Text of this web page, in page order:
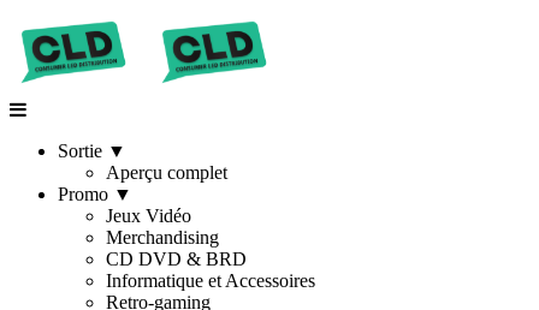
Sortie ▼
Aperçu complet
Promo ▼
Jeux Vidéo
Merchandising
CD DVD & BRD
Informatique et Accessoires
Retro-gaming